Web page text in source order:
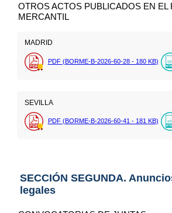
OTROS ACTOS PUBLICADOS EN EL
MERCANTIL
MADRID
PDF (BORME-B-2026-60-28 - 180 KB)
SEVILLA
PDF (BORME-B-2026-60-41 - 181 KB)
SECCIÓN SEGUNDA.
legales